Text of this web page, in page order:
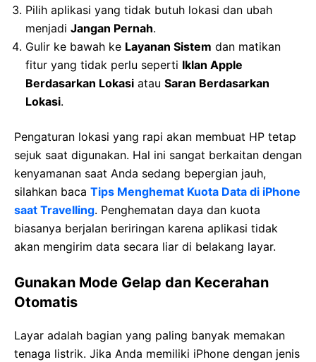
Pilih aplikasi yang tidak butuh lokasi dan ubah
menjadi Jangan Pernah.
Gulir ke bawah ke Layanan Sistem dan matikan
fitur yang tidak perlu seperti Iklan Apple
Berdasarkan Lokasi atau Saran Berdasarkan
Lokasi.
Pengaturan lokasi yang rapi akan membuat HP tetap
sejuk saat digunakan. Hal ini sangat berkaitan dengan
kenyamanan saat Anda sedang bepergian jauh,
silahkan baca Tips Menghemat Kuota Data di iPhone
saat Travelling. Penghematan daya dan kuota
biasanya berjalan beriringan karena aplikasi tidak
akan mengirim data secara liar di belakang layar.
Gunakan Mode Gelap dan Kecerahan
Otomatis
Layar adalah bagian yang paling banyak memakan
tenaga listrik. Jika Anda memiliki iPhone dengan jenis